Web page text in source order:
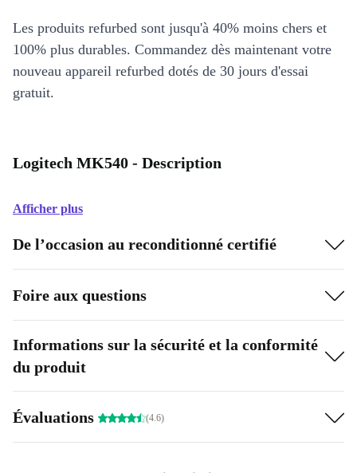
Les produits refurbed sont jusqu'à 40% moins chers et
100% plus durables. Commandez dès maintenant votre
nouveau appareil refurbed dotés de 30 jours d'essai
gratuit.
Logitech MK540 - Description
Afficher plus
De l’occasion au reconditionné certifié
Foire aux questions
Informations sur la sécurité et la conformité
du produit
Évaluations (4.6)